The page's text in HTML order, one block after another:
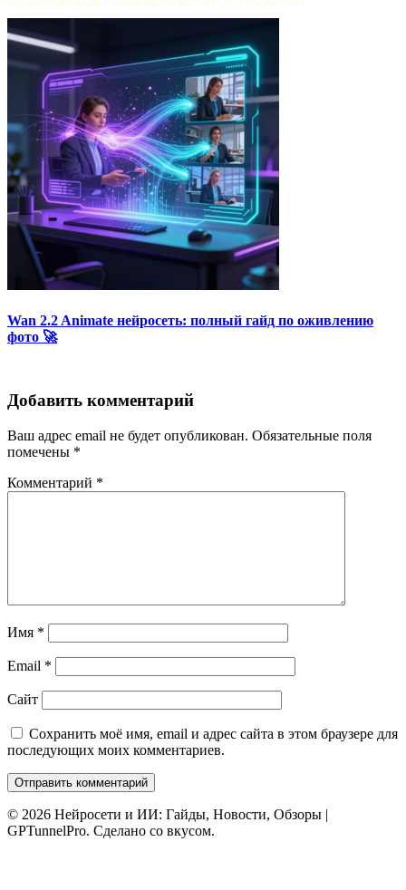
Wan 2.2 Animate нейросеть: полный гайд по оживлению
фото 🚀
Добавить комментарий
Ваш адрес email не будет опубликован. Обязательные поля
помечены *
Комментарий *
Имя *
Email *
Сайт
Сохранить моё имя, email и адрес сайта в этом браузере для
последующих моих комментариев.
© 2026 Нейросети и ИИ: Гайды, Новости, Обзоры |
GPTunnelPro. Сделано со вкусом.